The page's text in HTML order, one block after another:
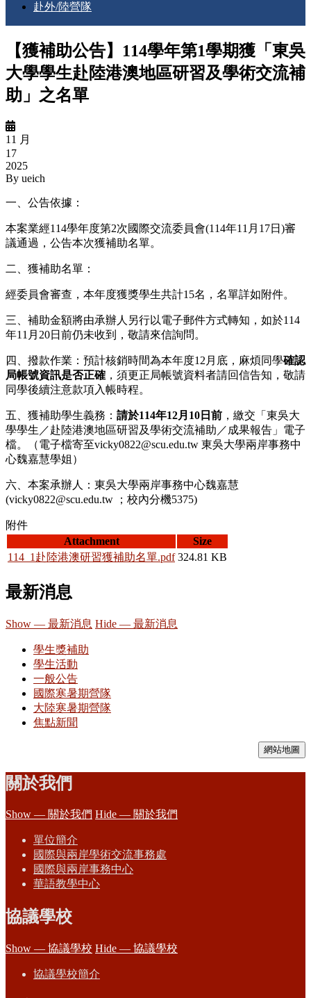
赴外/陸營隊
【獲補助公告】114學年第1學期獲「東吳
大學學生赴陸港澳地區研習及學術交流補
助」之名單
11 月
17
2025
By ueich
一、公告依據：
本案業經114學年度第2次國際交流委員會(114年11 月 17日 )審
議通過，公告本次獲補助名單。
二、獲補助名單：
經委員會審查，本年度獲獎學生共計15名，名單詳如附件。
三、補助金額將由承辦人另行以電子郵件方式轉知，如於114
年11 月 20日前仍未收到，敬請來信詢問。
四、撥款作業：預計核銷時間為本年度12 月底，麻煩同學確認
局帳號資訊是否正確 ，須更正局帳號資料者請回信告知，敬請
同學後續注意款項入帳時程。
五、獲補助學生義務： 請於114年12月 10 日前 ，繳交「東吳大
學學生／赴陸港澳地區研習及學術交流補助／成果報告」電子
檔。（電子檔寄至vicky0822@scu.edu.tw 東吳大學兩岸事務中
心魏嘉慧學姐）
六、本案承辦人：東吳大學兩岸事務中心魏嘉慧
(vicky0822@scu.edu.tw
；校內分機5375)
附件
Attachment
Size
114_1赴陸港澳研習獲補助名單.pdf 324.81 KB
最新消息
Show — 最新消息 Hide — 最新消息
學生獎補助
學生活動
一般公告
國際寒暑期營隊
大陸寒暑期營隊
焦點新聞
網站地圖
關於我們
Show — 關於我們 Hide — 關於我們
單位簡介
國際與兩岸學術交流事務處
國際與兩岸事務中心
華語教學中心
協議學校
Show — 協議學校 Hide — 協議學校
協議學校簡介